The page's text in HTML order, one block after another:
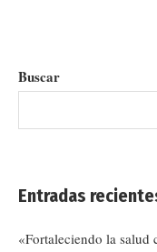
Buscar
Entradas
«Fortaleciendo la salud